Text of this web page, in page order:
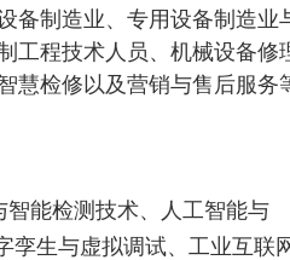
备制造业、专用设备制造业
工程技术人员、机械设备修
慧检修以及营销与售后服务
能检测技术、人工智能与
孪生与虚拟调试、工业互联